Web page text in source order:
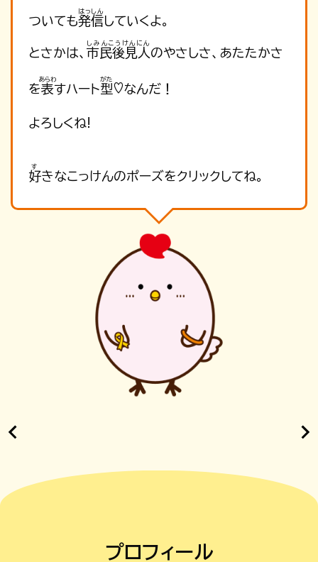
ついても発信
はっしん
していくよ。
とさかは、 市民後見人
しみんこうけんにん
のやさしさ、あたたかさ
を表
あらわ
すハート型
がた
♡なんだ！
よろしくね!
好
す
きなこっけんのポーズをクリックしてね。
プロフィール